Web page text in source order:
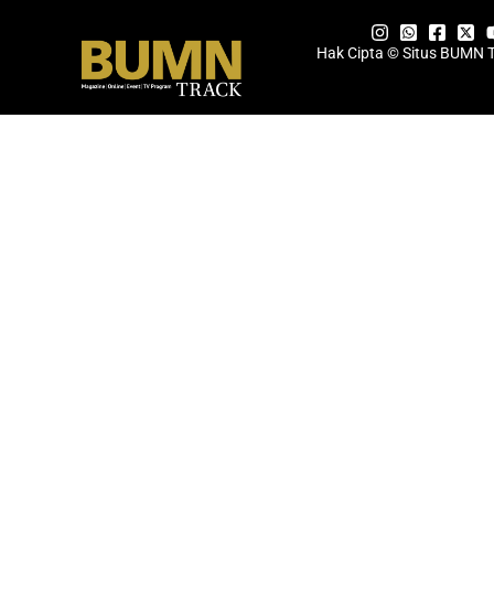
Hak Cipta © Situs BUMN